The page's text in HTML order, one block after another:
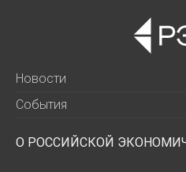
Новости
События
О РОССИЙСКОЙ